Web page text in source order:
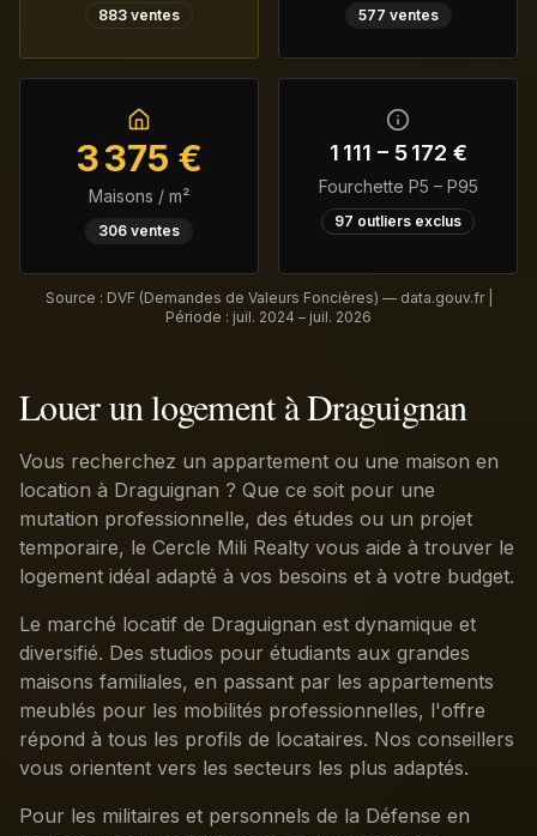
883 ventes 577 ventes
3 375 €
Maisons / m²
306 ventes
1 111 – 5 172 €
Fourchette P5 – P95
97 outliers exclus
Source : DVF (Demandes de Valeurs Foncières) — data.gouv.fr |
Période : juil. 2024 – juil. 2026
Louer un logement à Draguignan
Vous recherchez un appartement ou une maison en
location à Draguignan ? Que ce soit pour une
mutation professionnelle, des études ou un projet
temporaire, le Cercle Mili Realty vous aide à trouver le
logement idéal adapté à vos besoins et à votre budget.
Le marché locatif de Draguignan est dynamique et
diversifié. Des studios pour étudiants aux grandes
maisons familiales, en passant par les appartements
meublés pour les mobilités professionnelles, l'offre
répond à tous les profils de locataires. Nos conseillers
vous orientent vers les secteurs les plus adaptés.
Pour les militaires et personnels de la Défense en